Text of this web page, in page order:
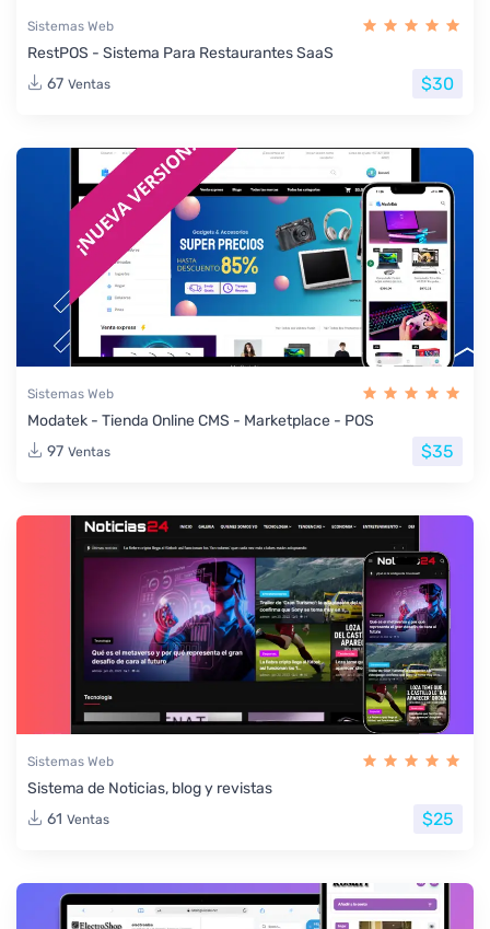
Sistemas Web
RestPOS - Sistema Para Restaurantes SaaS
67 Ventas $30
Sistemas Web
Modatek - Tienda Online CMS - Marketplace - POS
97 Ventas $35
Sistemas Web
Sistema de Noticias, blog y revistas
61 Ventas $25